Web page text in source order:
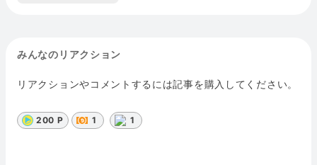
みんなのリアクション
リアクションやコメントするには記事を購入してください。
200 P 1 1